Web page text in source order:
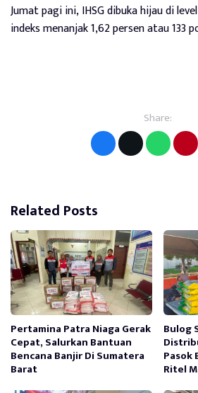
Jumat pagi ini, IHSG dibuka hijau di
indeks menanjak 1,62 persen atau 133
Share:
Related Posts
Pertamina Patra Niaga Gerak
Cepat, Salurkan Bantuan
Bencana Banjir Di Sumatera
Barat
Bulog
Pasok
Ritel